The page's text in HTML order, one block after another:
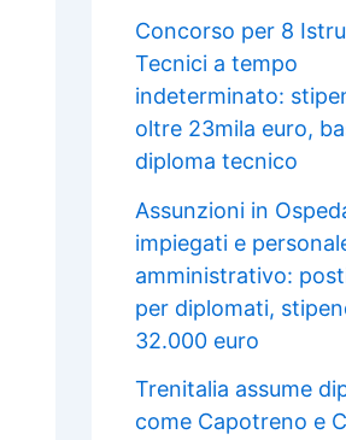
Concorso per 8
Tecnici a tempo
indeterminato:
oltre 23mila euro,
diploma tecnico
Assunzioni in
impiegati e
amministrativo:
per diplomati,
32.000 euro
Trenitalia assume
come Capotreno e